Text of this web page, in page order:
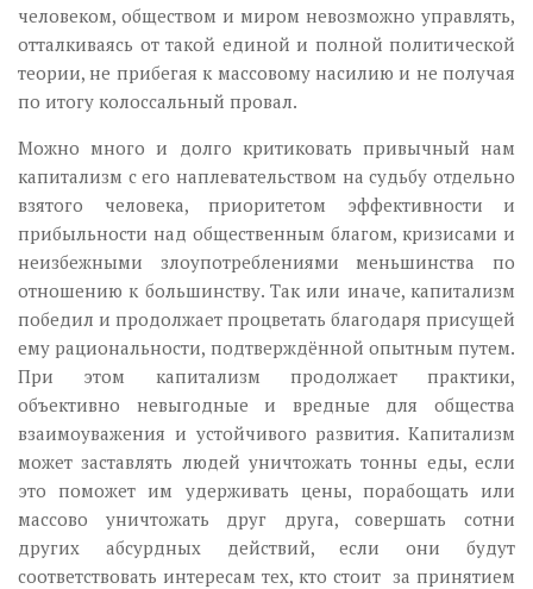
человеком, обществом и миром невозможно управлять,
отталкиваясь от такой единой и полной политической
теории, не прибегая к массовому насилию и не получая
по итогу колоссальный провал.
Можно много и долго критиковать привычный нам
капитализм с его наплевательством на судьбу отдельно
взятого человека, приоритетом эффективности и
прибыльности над общественным благом, кризисами и
неизбежными злоупотреблениями меньшинства по
отношению к большинству. Так или иначе, капитализм
победил и продолжает процветать благодаря присущей
ему рациональности, подтверждённой опытным путем.
При этом капитализм продолжает практики,
объективно невыгодные и вредные для общества
взаимоуважения и устойчивого развития. Капитализм
может заставлять людей уничтожать тонны еды, если
это поможет им удерживать цены, порабощать или
массово уничтожать друг друга, совершать сотни
других абсурдных действий, если они будут
соответствовать интересам тех, кто стоит за принятием